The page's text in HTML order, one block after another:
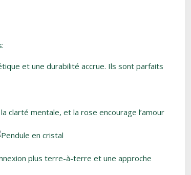
et une durabilité accrue. Ils sont parfaits
clarté mentale, et la rose encourage l’amour
plus terre-à-terre et une approche